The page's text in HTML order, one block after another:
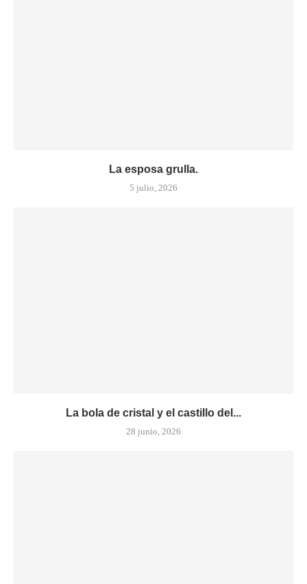
La esposa grulla.
5 julio, 2026
La bola de cristal y el castillo del...
28 junio, 2026